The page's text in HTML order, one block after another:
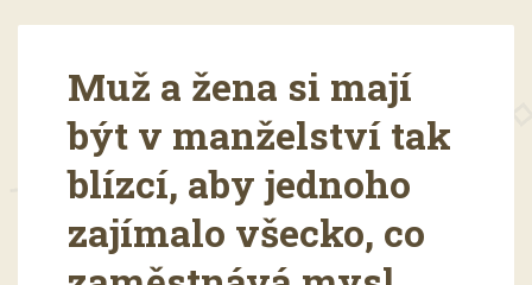
Muž a žena si mají
být v manželství tak
blízcí, aby jednoho
zajímalo všecko, co